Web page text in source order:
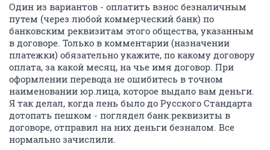
Один из вариантов - оплатить взнос безналичным
путем (через любой коммерческий банк) по
банковским реквизитам этого общества, указанным
в договоре. Только в комментарии (назначении
платежки) обязательно укажите, по какому договору
оплата, за какой месяц, на чье имя договор. При
оформлении перевода не ошибитесь в точном
наименовании юр.лица, которое выдало вам деньги.
Я так делал, когда лень было до Русского Стандарта
дотопать пешком - поглядел банк.реквизиты в
договоре, отправил на них деньги безналом. Все
нормально зачислили.